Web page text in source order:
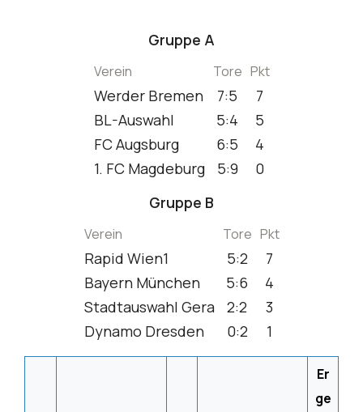
Gruppe A
Verein Tore Pkt
Werder Bremen 7:5
7
BL-Auswahl
5:4
5
FC Augsburg
6:5
4
1. FC Magdeburg
5:9
0
Gruppe B
Verein Tore Pkt
Rapid Wien1 5:2
7
Bayern München
5:6
4
Stadtauswahl Gera
2:2
3
Dynamo Dresden
0:2 1
Er
ge